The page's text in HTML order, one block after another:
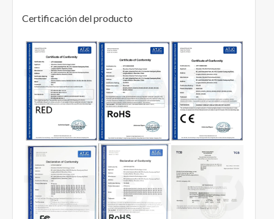
Certificación del producto